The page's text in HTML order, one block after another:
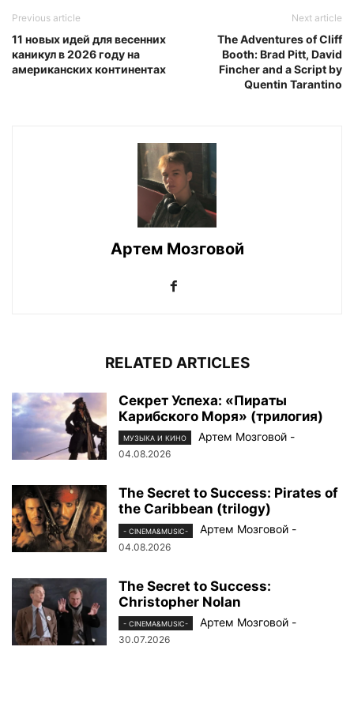
Previous article
11 новых идей для весенних
каникул в 2026 году на
американских континентах
Next article
The Adventures of Cliff
Booth: Brad Pitt, David
Fincher and a Script by
Quentin Tarantino
Артем Мозговой
RELATED ARTICLES
Секрет Успеха: «Пираты
Карибского Моря» (трилогия)
МУЗЫКА И КИНО Артем Мозговой -
04.08.2026
The Secret to Success: Pirates of
the Caribbean (trilogy)
- CINEMA&MUSIC- Артем Мозговой -
04.08.2026
The Secret to Success:
Christopher Nolan
- CINEMA&MUSIC- Артем Мозговой -
30.07.2026